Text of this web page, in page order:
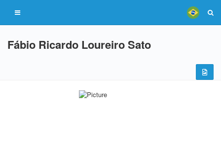
Fábio Ricardo Loureiro Sato